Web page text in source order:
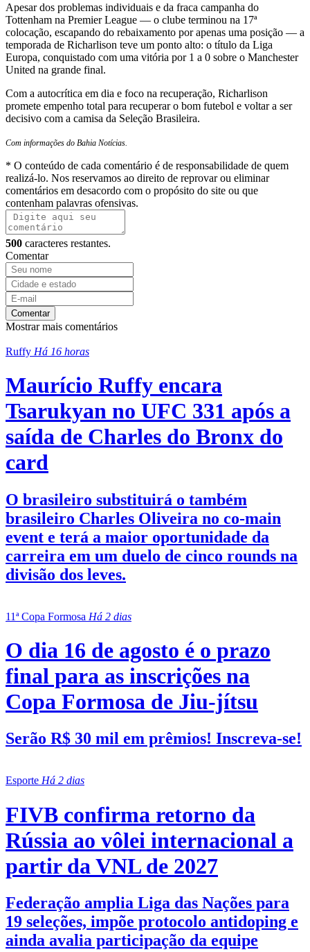
Apesar dos problemas individuais e da fraca campanha do
Tottenham na Premier League — o clube terminou na 17ª
colocação, escapando do rebaixamento por apenas uma posição — a
temporada de Richarlison teve um ponto alto: o título da Liga
Europa, conquistado com uma vitória por 1 a 0 sobre o Manchester
United na grande final.
Com a autocrítica em dia e foco na recuperação, Richarlison
promete empenho total para recuperar o bom futebol e voltar a ser
decisivo com a camisa da Seleção Brasileira.
Com informações do Bahia Notícias.
* O conteúdo de cada comentário é de responsabilidade de quem
realizá-lo. Nos reservamos ao direito de reprovar ou eliminar
comentários em desacordo com o propósito do site ou que
contenham palavras ofensivas.
500 caracteres restantes.
Comentar
Comentar
Mostrar mais comentários
Ruffy Há 16 horas
Maurício Ruffy encara
Tsarukyan no UFC 331 após a
saída de Charles do Bronx do
card
O brasileiro substituirá o também
brasileiro Charles Oliveira no co-main
event e terá a maior oportunidade da
carreira em um duelo de cinco rounds na
divisão dos leves.
11ª Copa Formosa Há 2 dias
O dia 16 de agosto é o prazo
final para as inscrições na
Copa Formosa de Jiu-jítsu
Serão R$ 30 mil em prêmios! Inscreva-se!
Esporte Há 2 dias
FIVB confirma retorno da
Rússia ao vôlei internacional a
partir da VNL de 2027
Federação amplia Liga das Nações para
19 seleções, impõe protocolo antidoping e
ainda avalia participação da equipe